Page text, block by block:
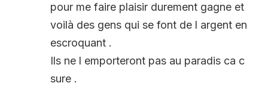
pour me faire plaisir durement gagne et
voilà des gens qui se font de l argent en
escroquant .
Ils ne l emporteront pas au paradis ca c
sure .